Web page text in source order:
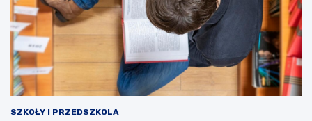
SZKOŁY I PRZEDSZKOLA